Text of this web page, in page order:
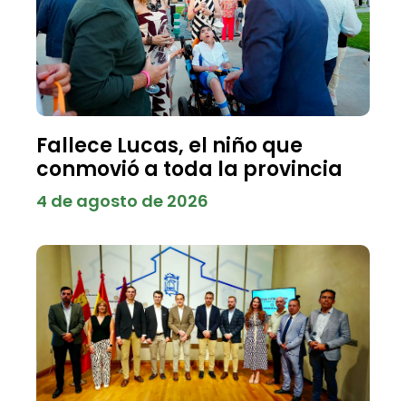
Fallece Lucas, el niño que
conmovió a toda la provincia
4 de agosto de 2026